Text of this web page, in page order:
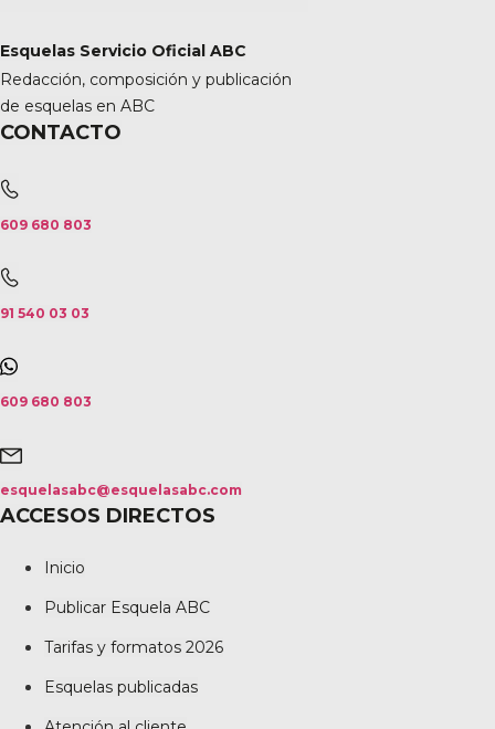
Esquelas Servicio Oficial ABC
Redacción, composición y publicación
de esquelas en ABC
CONTACTO
609 680 803
91 540 03 03
609 680 803
esquelasabc@esquelasabc.com
ACCESOS DIRECTOS
Inicio
Publicar Esquela ABC
Tarifas y formatos 2026
Esquelas publicadas